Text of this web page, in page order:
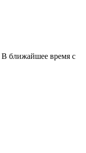
ближайшее время с